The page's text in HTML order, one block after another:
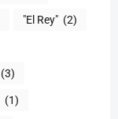
"El Rey" (2)
(3)
(1)